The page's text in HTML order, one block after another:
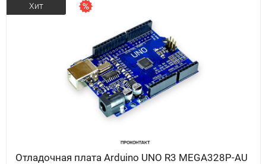
Отладочная плата Arduino UNO R3 MEGA328P-AU
Хит